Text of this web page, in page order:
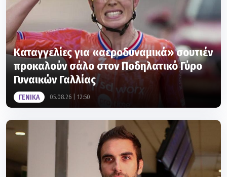
Καταγγελίες για «αεροδυναμικά» σουτιέν
προκαλούν σάλο στον Ποδηλατικό Γύρο
Γυναικών Γαλλίας
ΓΕΝΙΚΑ 05.08.26 | 12:50